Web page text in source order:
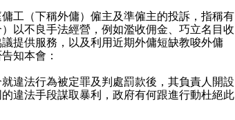
（下稱外傭）僱主及準僱主的投訴，指稱有
以不良手法經營，例如濫收佣金、巧立名目收
提供服務，以及利用近期外傭短缺教唆外傭
知本會：
就違法行為被定罪及判處罰款後，其負責人開設
違法手段謀取暴利，政府有何跟進行動杜絕此